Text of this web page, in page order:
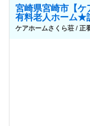
宮崎県宮崎市【ケ
有料老人ホーム★
ケアホームさくら荘 / 正